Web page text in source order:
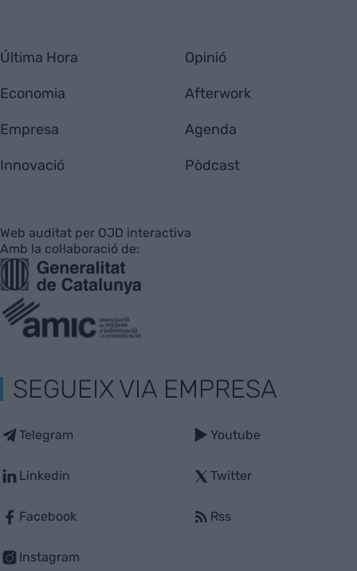
Última Hora
Economia
Empresa
Innovació
Opinió
Afterwork
Agenda
Pòdcast
Web auditat per OJD interactiva
Amb la col·laboració de:
SEGUEIX VIA EMPRESA
Telegram
Linkedin
Facebook
Instagram
Youtube
Twitter
Rss